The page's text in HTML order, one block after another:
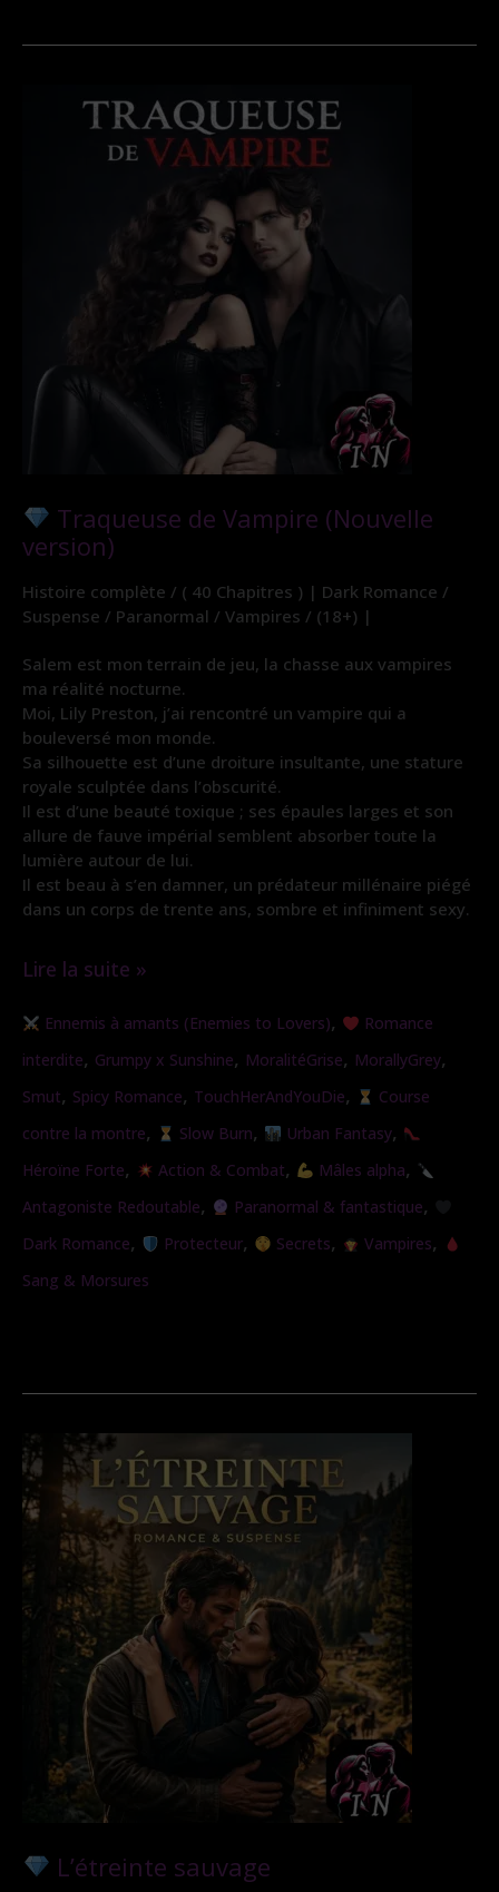
Traqueuse de Vampire (Nouvelle
version)
Histoire complète / ( 40 Chapitres ) | Dark Romance /
Suspense / Paranormal / Vampires / (18+) |
Salem est mon terrain de jeu, la chasse aux vampires
ma réalité nocturne.
Moi, Lily Preston, j’ai rencontré un vampire qui a
bouleversé mon monde.
Sa silhouette est d’une droiture insultante, une stature
royale sculptée dans l’obscurité.
Il est d’une beauté toxique ; ses épaules larges et son
allure de fauve impérial semblent absorber toute la
lumière autour de lui.
Il est beau à s’en damner, un prédateur millénaire piégé
dans un corps de trente ans, sombre et infiniment sexy.
(Nouvelle
Lire la suite »
Ennemis à amants (Enemies to Lovers),
Romance
interdite, Grumpy x Sunshine, MoralitéGrise, MorallyGrey,
Smut, Spicy Romance, TouchHerAndYouDie,
Course
contre la montre, Slow Burn, Urban Fantasy,
Héroïne Forte, Action & Combat, Mâles alpha,
Antagoniste Redoutable, Paranormal & fantastique,
Dark Romance, Protecteur, Secrets, Vampires,
Sang & Morsures
L’étreinte sauvage